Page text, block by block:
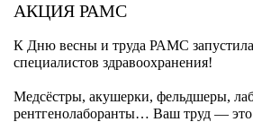
АКЦИЯ РАМС
К Дню весны и труда РАМС
специалистов здравоохранения!
Медсёстры, акушерки, фельдшеры,
рентгенолаборанты… Ваш труд — это